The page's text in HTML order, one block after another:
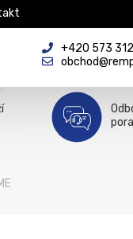
+420 573